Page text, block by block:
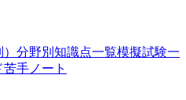
分野別 知識点一覧模擬試験一
苦手ノート